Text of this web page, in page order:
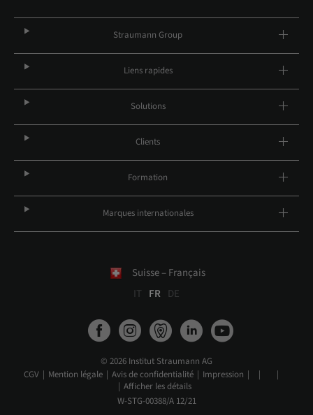
Straumann Group
Liens rapides
Solutions
Clients
Formation
Marques internationales
Suisse – Français
IT FR DE
© 2026 Institut Straumann AG
CGV
Mention légale Avis de confidentialité
Impression
Afficher les détails
W-STG-00388/A 12/21